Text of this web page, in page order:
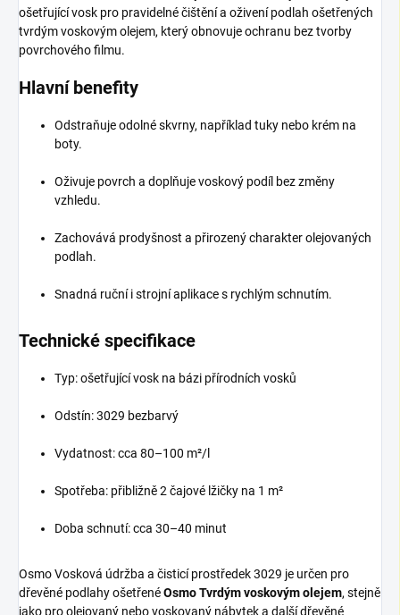
ošetřující vosk pro pravidelné čištění a oživení podlah ošetřených
tvrdým voskovým olejem, který obnovuje ochranu bez tvorby
povrchového filmu.
Hlavní benefity
Odstraňuje odolné skvrny, například tuky nebo krém na
boty.
Oživuje povrch a doplňuje voskový podíl bez změny
vzhledu.
Zachovává prodyšnost a přirozený charakter olejovaných
podlah.
Snadná ruční i strojní aplikace s rychlým schnutím.
Technické specifikace
Typ: ošetřující vosk na bázi přírodních vosků
Odstín: 3029 bezbarvý
Vydatnost: cca 80–100 m²/l
Spotřeba: přibližně 2 čajové lžičky na 1 m²
Doba schnutí: cca 30–40 minut
Osmo Vosková údržba a čisticí prostředek 3029 je určen pro
dřevěné podlahy ošetřenéOsmo Tvrdým voskovým olejem, stejně
jako pro olejovaný nebo voskovaný nábytek a další dřevěné